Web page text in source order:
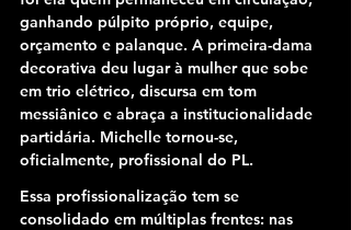
ganhando púlpito próprio, equipe,
orçamento e palanque. A primeira-dama
decorativa deu lugar à mulher que sobe
em trio elétrico, discursa em tom
messiânico e abraça a institucionalidade
partidária. Michelle tornou-se,
oficialmente, profissional do PL.
Essa profissionalização tem se
consolidado em múltiplas frentes: nas